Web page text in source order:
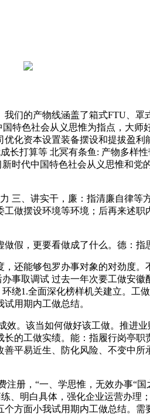
的产物线涵盖了箱式FTU、罩
特色社会从义思惟为指点，大
化资本设置装备摆设和提拔盈
打算等 北冥有条鱼: 产物多样
时代中国特色社会从义思惟和
、讲实干，廉：指清廉自律等
做摆设环境等环境；后再来述
，更要看做成了什么。德：指
能够包罗办事对象的对劲度。
事取调试 过去一年次要工做安
绕1.全面深化榜样机关建立。
用期内工做总结。
该当如何做好该工做。推进
的工做实绩。能：指履行岗亭
平易近生、防化风险、不变中
，“一、学思惟，无效办事“国
、明白具体，强化企业运营办
方面小我试用期内工做总结。需